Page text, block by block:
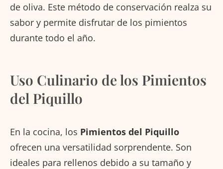
de oliva. Este método de conservación realza su
sabor y permite disfrutar de los pimientos
durante todo el año.
Uso Culinario de los Pimientos
del Piquillo
En la cocina, los Pimientos del Piquillo
ofrecen una versatilidad sorprendente. Son
ideales para rellenos debido a su tamaño y